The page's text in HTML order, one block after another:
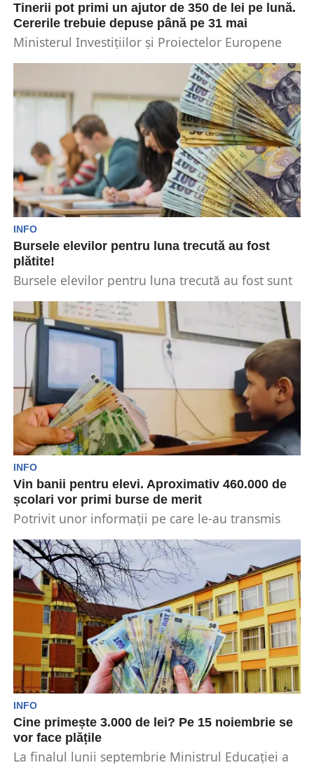
Tinerii pot primi un ajutor de 350 de lei pe lună.
Cererile trebuie depuse până pe 31 mai
Ministerul Investițiilor și Proiectelor Europene
INFO
Bursele elevilor pentru luna trecută au fost
plătite!
Bursele elevilor pentru luna trecută au fost sunt
INFO
Vin banii pentru elevi. Aproximativ 460.000 de
școlari vor primi burse de merit
Potrivit unor informații pe care le-au transmis
România, există aproximativ 459.883 de...
INFO
Cine primește 3.000 de lei? Pe 15 noiembrie se
vor face plățile
La finalul lunii septembrie Ministrul Educației a